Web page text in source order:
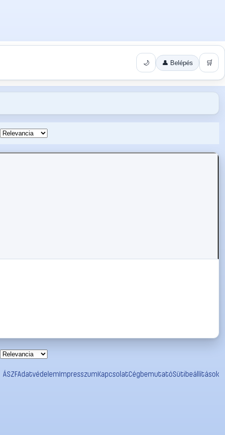
🌙 👤 Belépés 🛒
ÁSZFAdatvédelemImpresszumKapcsolatCégbemutatóSütibeállítások